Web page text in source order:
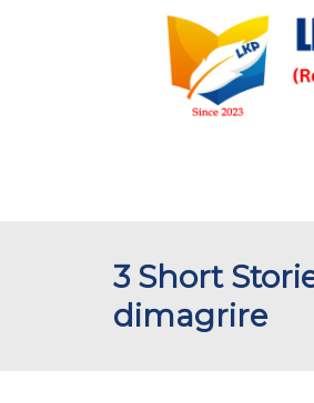
3 Short
dimagrire